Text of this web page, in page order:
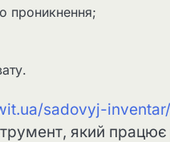
проникнення;
sadovyj-
який